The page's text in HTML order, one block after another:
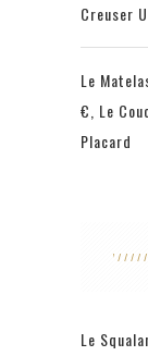
Creuser
Le
€, Le
Placard
Le